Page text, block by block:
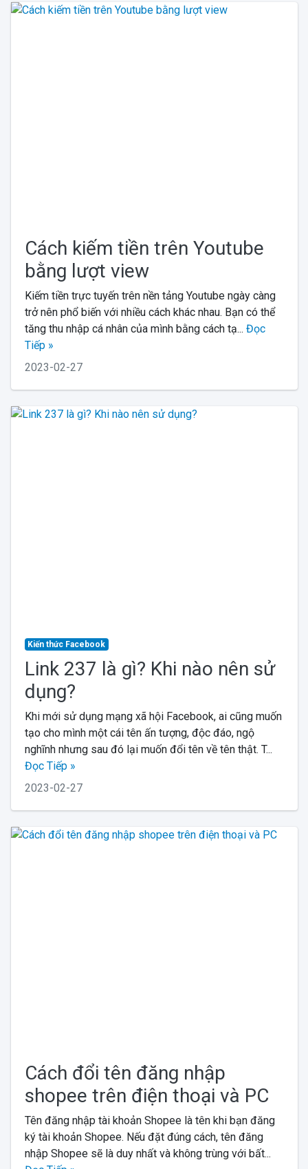
Cách kiếm tiền trên Youtube
bằng lượt view
Kiếm tiền trực tuyến trên nền tảng Youtube ngày càng
trở nên phổ biến với nhiều cách khác nhau. Bạn có thể
tăng thu nhập cá nhân của mình bằng cách tạ... Đọc
Tiếp »
2023-02-27
Kiến thức Facebook
Link 237 là gì? Khi nào nên sử
dụng?
Khi mới sử dụng mạng xã hội Facebook, ai cũng muốn
tạo cho mình một cái tên ấn tượng, độc đáo, ngộ
nghĩnh nhưng sau đó lại muốn đổi tên về tên thật. T...
Đọc Tiếp »
2023-02-27
Cách đổi tên đăng nhập
shopee trên điện thoại và PC
Tên đăng nhập tài khoản Shopee là tên khi bạn đăng
ký tài khoản Shopee. Nếu đặt đúng cách, tên đăng
nhập Shopee sẽ là duy nhất và không trùng với bất...